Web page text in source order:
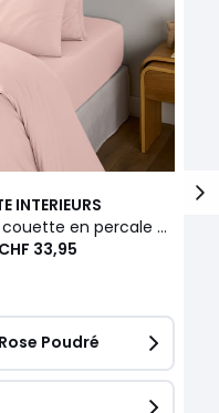
INTERIEURS
Housse de couette en percale de coton, 80 fils, Scenario
CHF 33,95
Rose Poudré